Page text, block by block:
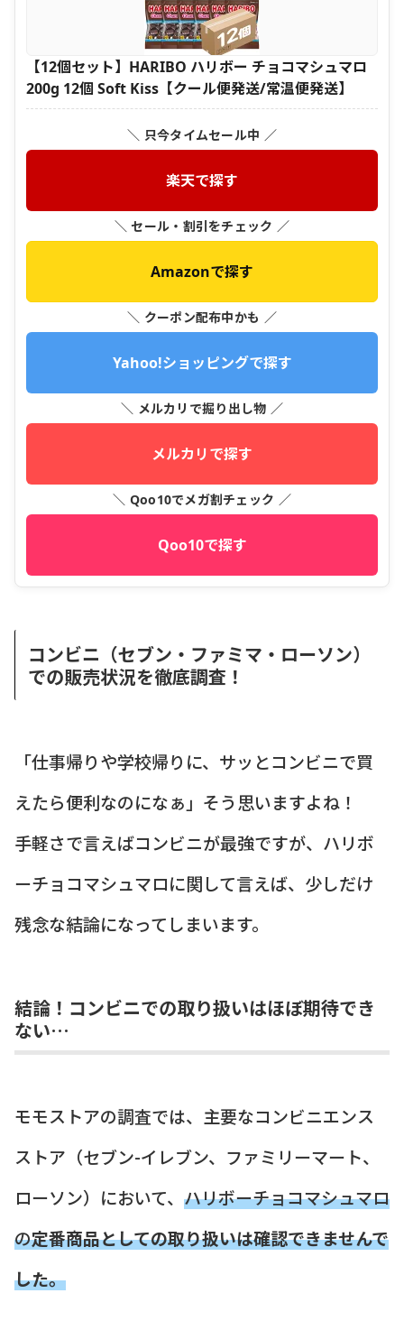
【12個セット】HARIBO ハリボー チョコマシュマロ
200g 12個 Soft Kiss【クール便発送/常温便発送】
＼ 只今タイムセール中 ／
楽天で探す
＼ セール・割引をチェック ／
Amazonで探す
＼ クーポン配布中かも ／
Yahoo!ショッピングで探す
＼ メルカリで掘り出し物 ／
メルカリで探す
＼ Qoo10でメガ割チェック ／
Qoo10で探す
コンビニ（セブン・ファミマ・ローソン）
での販売状況を徹底調査！
「仕事帰りや学校帰りに、サッとコンビニで買
えたら便利なのになぁ」そう思いますよね！
手軽さで言えばコンビニが最強ですが、ハリボ
ーチョコマシュマロに関して言えば、少しだけ
残念な結論になってしまいます。
結論！コンビニでの取り扱いはほぼ期待でき
ない…
モモストアの調査では、主要なコンビニエンス
ストア（セブン-イレブン、ファミリーマート、
ローソン）において、 ハリボーチョコマシュマロ
の定番商品としての取り扱いは確認できませんで
した。